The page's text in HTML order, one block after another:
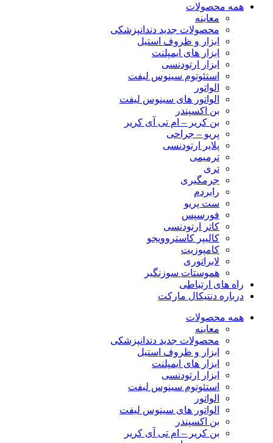
همه محصولات
معاینه
محصولات جدید دندانپزشکی
ابزار و ظروف استیل
ابزار های ایمپلنت
ابزار ارتودنسی
استئوتوم سینوس لیفت
الواتور
الواتور های سینوس لیفت
بن اکسپندر
بن کریر – ام تی آی کریر
پریو – جراحی
پلایر ارتودنسی
ترمیمی
تری
جرمگیری
رابردم
ست پریو
فورسپس
کاتر ارتودنسی
کالیپر کاستروویجو
کامپوزیت
لابراتوری
هموستات سوزنگیر
راه های ارتباطی
درباره دنتیکال مارکت
همه محصولات
معاینه
محصولات جدید دندانپزشکی
ابزار و ظروف استیل
ابزار های ایمپلنت
ابزار ارتودنسی
استئوتوم سینوس لیفت
الواتور
الواتور های سینوس لیفت
بن اکسپندر
بن کریر – ام تی آی کریر